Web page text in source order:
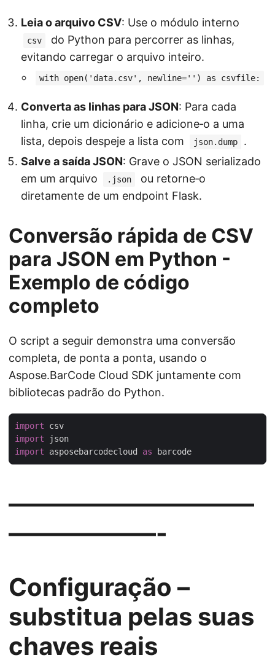
Leia o arquivo CSV: Use o módulo interno
csv
do Python para percorrer as linhas,
evitando carregar o arquivo inteiro.
with open('data.csv', newline='') as csvfile:
Converta as linhas para JSON: Para cada
linha, crie um dicionário e adicione‑o a uma
lista, depois despeje a lista com
json.dump
.
Salve a saída JSON: Grave o JSON serializado
em um arquivo
.json
ou retorne‑o
diretamente de um endpoint Flask.
Conversão rápida de CSV
para JSON em Python -
Exemplo de código
completo
O script a seguir demonstra uma conversão
completa, de ponta a ponta, usando o
Aspose.BarCode Cloud SDK juntamente com
bibliotecas padrão do Python.
import
import
import asposebarcodecloud as
——————————
——————-
Configuração –
substitua pelas suas
chaves reais